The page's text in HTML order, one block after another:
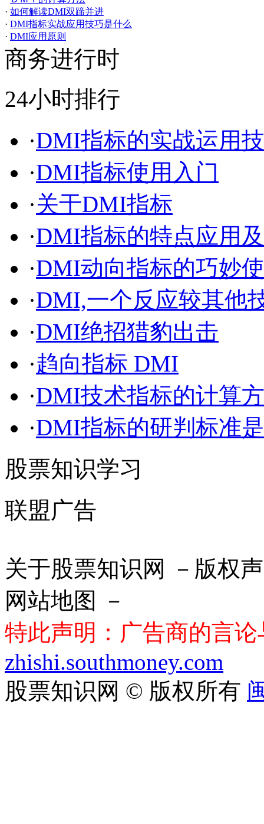
· 如何解读DMI双蹄并进
· DMI指标实战应用技巧是什么
· DMI应用原则
商务进行时
24小时排行
·DMI指标的实战运用
·DMI指标使用入门
·关于DMI指标
·DMI指标的特点应用
·DMI动向指标的巧妙
·DMI,一个反应较其他
·DMI绝招猎豹出击
·趋向指标 DMI
·DMI技术指标的计算
·DMI指标的研判标准
股票知识学习
联盟广告
关于股票知识网 －版权
网站地图 －
特此声明：广告商的言
zhishi.southmoney.com
股票知识网 © 版权所有